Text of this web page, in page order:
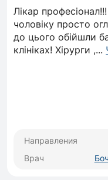
радиоволновое
папиллом,
остроконечных
моллюска и
Лікар
чоловіку просто
до цього обійшли
клініках! Хірурги ,...
Направления
Врач